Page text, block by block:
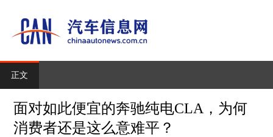
正文
面对如此便宜的奔驰纯电CLA，为何
消费者还是这么意难平？